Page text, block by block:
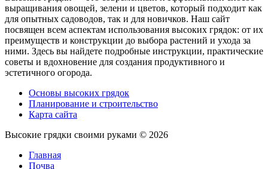
выращивания овощей, зелени и цветов, который подходит как
для опытных садоводов, так и для новичков. Наш сайт
посвящен всем аспектам использования высоких грядок: от их
преимуществ и конструкции до выбора растений и ухода за
ними. Здесь вы найдете подробные инструкции, практические
советы и вдохновение для создания продуктивного и
эстетичного огорода.
Основы высоких грядок
Планирование и строительство
Карта сайта
Высокие грядки своими руками © 2026
Главная
Почва